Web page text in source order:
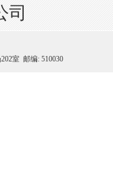
司
室 邮编: 510030